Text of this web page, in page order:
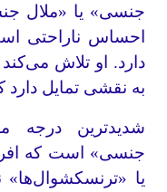
جنسی» یا «ملال
احساس ناراحتی
دارد. او تلاش
به نقشی تمایل
شدیدترین درجه
جنسی» است که
یا «ترنسکشوال‌ها»